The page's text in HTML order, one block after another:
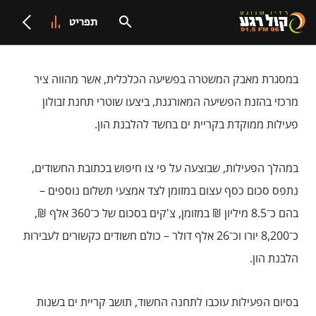
תפריט
במסגרת מאבק המשטרה בפשיעה הכלכלית, אשר מהווה ציר
מרכזי בהזנת הפשיעה המאורגנת, ביצעו שוטרי תחנת זבולון
פעילות ממוקדת בקריית ים בחשד להלבנת הון.
במהלך הפעילות, שבוצעה על פי צו חיפוש בכתובת החשודים,
נתפס סכום כסף עצום במזומן לצד אמצעי תשלום נוספים –
בהם כ־8.5 מיליון ₪ במזומן, צ'קים בסכום של כ־360 אלף ₪,
כ־8,200 יורו וכ־26 אלף דולר – כולם חשודים כקשורים לעבירות
הלבנת הון.
בסיום הפעילות עוכבו לתחנה החשוד, תושב קריית ים בשנות